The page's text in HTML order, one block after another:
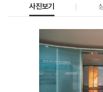
사진보기